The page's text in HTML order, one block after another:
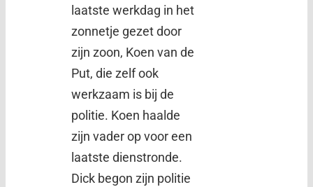
laatste werkdag in het
zonnetje gezet door
zijn zoon, Koen van de
Put, die zelf ook
werkzaam is bij de
politie. Koen haalde
zijn vader op voor een
laatste dienstronde.
Dick begon zijn politie